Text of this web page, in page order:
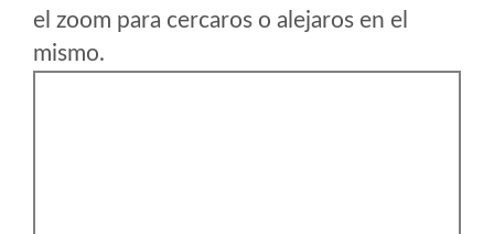
el zoom para cercaros o alejaros en el
mismo.